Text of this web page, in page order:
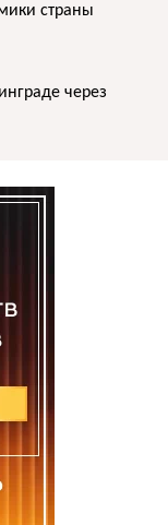
страны
через